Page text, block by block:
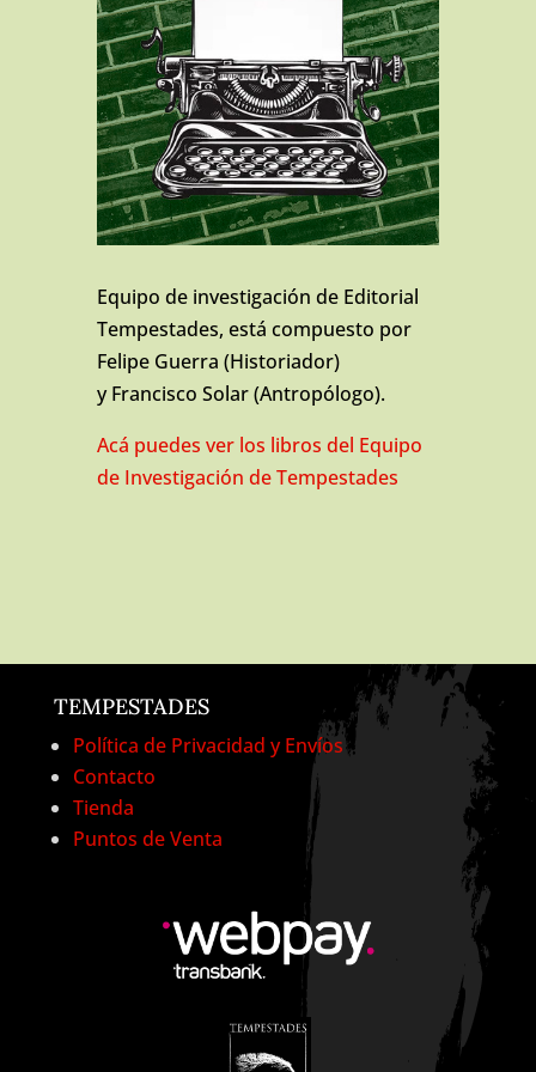
Equipo de investigación de Editorial
Tempestades, está compuesto por
Felipe Guerra (Historiador)
y Francisco Solar (Antropólogo).
Acá puedes ver los libros del Equipo
de Investigación de Tempestades
TEMPESTADES
Política de Privacidad y Envíos
Contacto
Tienda
Puntos de Venta